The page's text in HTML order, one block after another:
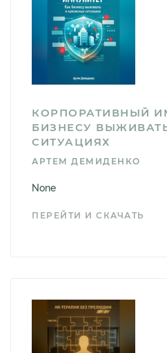
КОРПОРАТИВНЫЙ
БИЗНЕСУ
СИТУАЦИЯХ
АРТЕМ ДЕМИДЕНКО
None
ПЕРЕЙТИ И СКАЧАТЬ